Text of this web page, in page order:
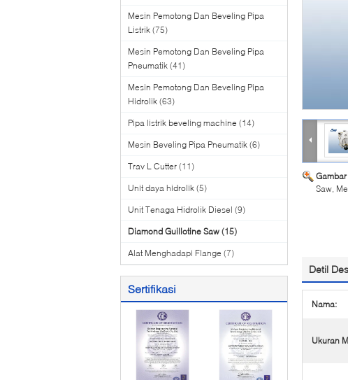
Mesin Pemotong Dan Beveling Pipa
Listrik (75)
Mesin Pemotong Dan Beveling Pipa
Pneumatik (41)
Mesin Pemotong Dan Beveling Pipa
Hidrolik (63)
Pipa listrik beveling machine (14)
Mesin Beveling Pipa Pneumatik (6)
Trav L Cutter (11)
Unit daya hidrolik (5)
Unit Tenaga Hidrolik Diesel (9)
Diamond Guillotine Saw (15)
Alat Menghadapi Flange (7)
Sertifikasi
Saw,
Detil
Nama:
Ukuran